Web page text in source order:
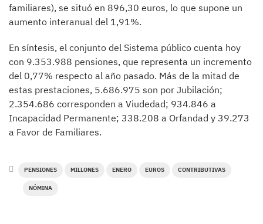
familiares), se situó en 896,30 euros, lo que supone un
aumento interanual del 1,91%.
En síntesis, el conjunto del Sistema público cuenta hoy
con 9.353.988 pensiones, que representa un incremento
del 0,77% respecto al año pasado. Más de la mitad de
estas prestaciones, 5.686.975 son por Jubilación;
2.354.686 corresponden a Viudedad; 934.846 a
Incapacidad Permanente; 338.208 a Orfandad y 39.273
a Favor de Familiares.
PENSIONES MILLONES ENERO EUROS CONTRIBUTIVAS
NÓMINA